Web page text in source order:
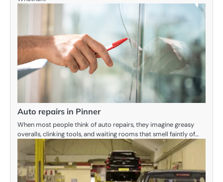
Auto repairs in Pinner
When most people think of auto repairs, they imagine greasy
overalls, clinking tools, and waiting rooms that smell faintly of…